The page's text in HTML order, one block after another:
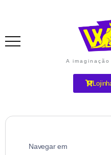
A
Navegar em